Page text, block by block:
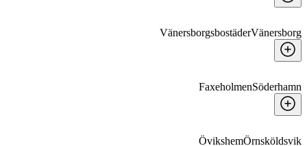
VänersborgsbostäderVänersborg
FaxeholmenSöderhamn
ÖvikshemÖrnsköldsvik